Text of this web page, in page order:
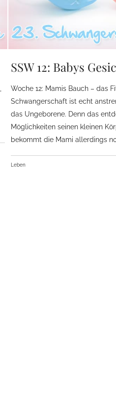
SSW 12: Babys
Woche 12: Mamis Bauch – das
Schwangerschaft ist echt
das Ungeborene. Denn das
Möglichkeiten seinen kleinen
bekommt die Mami allerdings
Leben